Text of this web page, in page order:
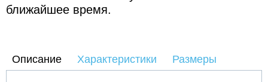
ближайшее время.
Описание Характеристики Размеры